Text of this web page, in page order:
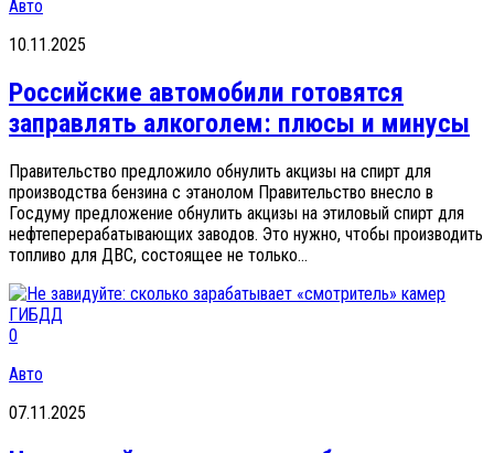
Авто
10.11.2025
Российские автомобили готовятся
заправлять алкоголем: плюсы и минусы
Правительство предложило обнулить акцизы на спирт для
производства бензина с этанолом Правительство внесло в
Госдуму предложение обнулить акцизы на этиловый спирт для
нефтеперерабатывающих заводов. Это нужно, чтобы производить
топливо для ДВС, состоящее не только...
0
Авто
07.11.2025